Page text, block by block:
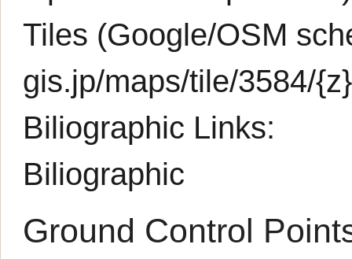
Tiles (Google/OSM
gis.jp/maps/tile/3584/
Biliographic Links:
Biliographic
Ground Control